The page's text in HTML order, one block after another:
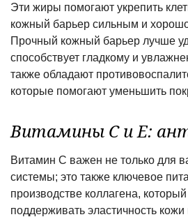
Эти жиры помогают укрепить
кожный барьер сильным и
Прочный кожный барьер лучше
способствует гладкому и
также обладают
которые помогают уменьшить
Витамины C и E:
Витамин С важен не только для
системы; это также ключевое
производстве коллагена,
поддерживать эластичность